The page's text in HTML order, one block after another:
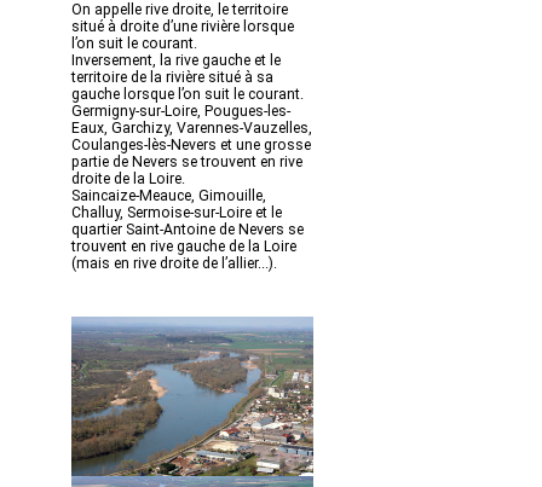
On appelle rive droite, le territoire
situé à droite d’une rivière lorsque
l’on suit le courant.
Inversement, la rive gauche et le
territoire de la rivière situé à sa
gauche lorsque l’on suit le courant.
Germigny-sur-Loire, Pougues-les-
Eaux, Garchizy, Varennes-Vauzelles,
Coulanges-lès-Nevers et une grosse
partie de Nevers se trouvent en rive
droite de la Loire.
Saincaize-Meauce, Gimouille,
Challuy, Sermoise-sur-Loire et le
quartier Saint-Antoine de Nevers se
trouvent en rive gauche de la Loire
(mais en rive droite de l’allier...).